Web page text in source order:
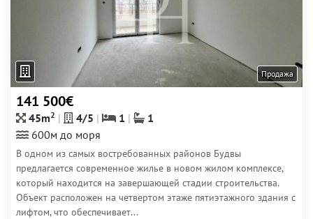
Продажа
141 500€
45m2 4/5 1
1
600м до моря
В одном из самых востребованных районов Будвы
предлагается современное жилье в новом жилом комплексе,
который находится на завершающей стадии строительства.
Объект расположен на четвертом этаже пятиэтажного здания с
лифтом, что обеспечивает...